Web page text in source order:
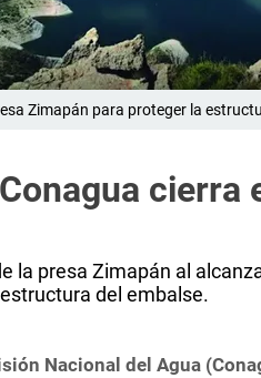
Zimapán para proteger la
cierra
la presa Zimapán al
del embalse.
Nacional del Agua